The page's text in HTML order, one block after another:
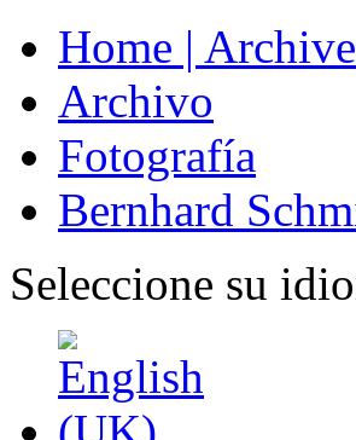
Home |
Archivo
Fotografía
Bernhard
Seleccione su